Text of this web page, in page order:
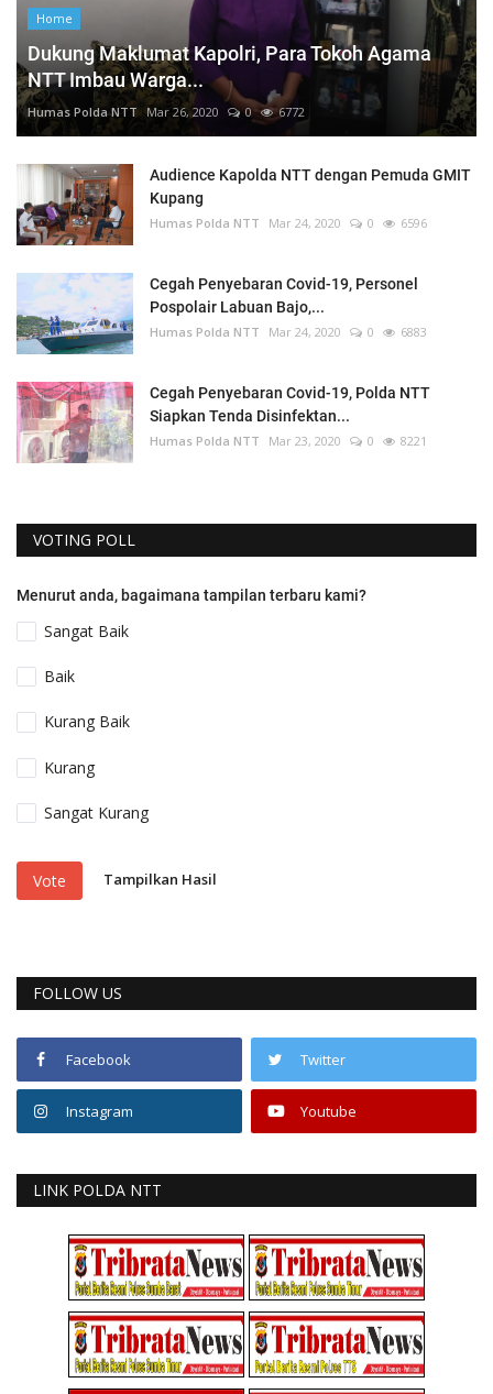
Home
Dukung Maklumat Kapolri, Para Tokoh Agama
NTT Imbau Warga...
Humas Polda NTT Mar 26, 2020 0 6772
Audience Kapolda NTT dengan Pemuda GMIT
Kupang
Humas Polda NTT Mar 24, 2020 0 6596
Cegah Penyebaran Covid-19, Personel
Pospolair Labuan Bajo,...
Humas Polda NTT Mar 24, 2020 0 6883
Cegah Penyebaran Covid-19, Polda NTT
Siapkan Tenda Disinfektan...
Humas Polda NTT Mar 23, 2020 0 8221
VOTING POLL
Menurut anda, bagaimana tampilan terbaru kami?
Sangat Baik
Baik
Kurang Baik
Kurang
Sangat Kurang
Vote Tampilkan Hasil
FOLLOW US
Facebook Twitter
Instagram Youtube
LINK POLDA NTT